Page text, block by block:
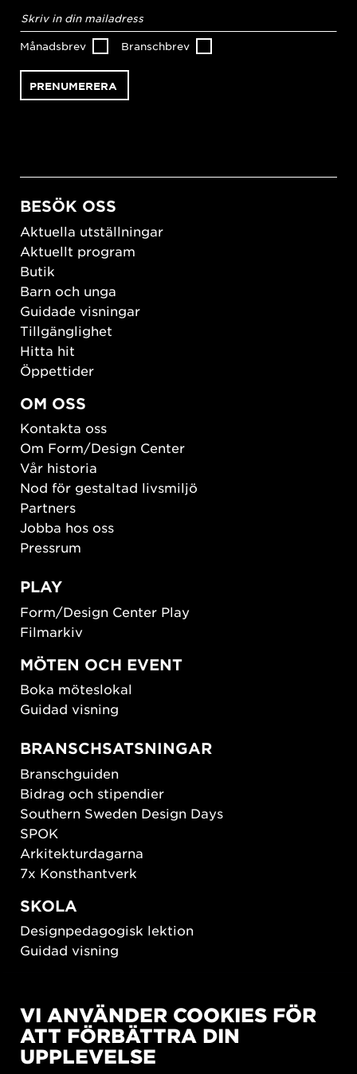
postadress*
Månadsbrev Branschbrev
BESÖK OSS
Aktuella utställningar
Aktuellt program
Butik
Barn och unga
Guidade visningar
Tillgänglighet
Hitta hit
Öppettider
OM OSS
Kontakta oss
Om Form/Design Center
Vår historia
Nod för gestaltad livsmiljö
Partners
Jobba hos oss
Pressrum
PLAY
Form/Design Center Play
Filmarkiv
MÖTEN OCH EVENT
Boka möteslokal
Guidad visning
BRANSCHSATSNINGAR
Branschguiden
Bidrag och stipendier
Southern Sweden Design Days
SPOK
Arkitekturdagarna
7x Konsthantverk
SKOLA
Designpedagogisk lektion
Guidad visning
New European Bauhaus
SUSTAINORDIC
Share Future Living
VI ANVÄNDER COOKIES FÖR
ATT FÖRBÄTTRA DIN
UPPLEVELSE